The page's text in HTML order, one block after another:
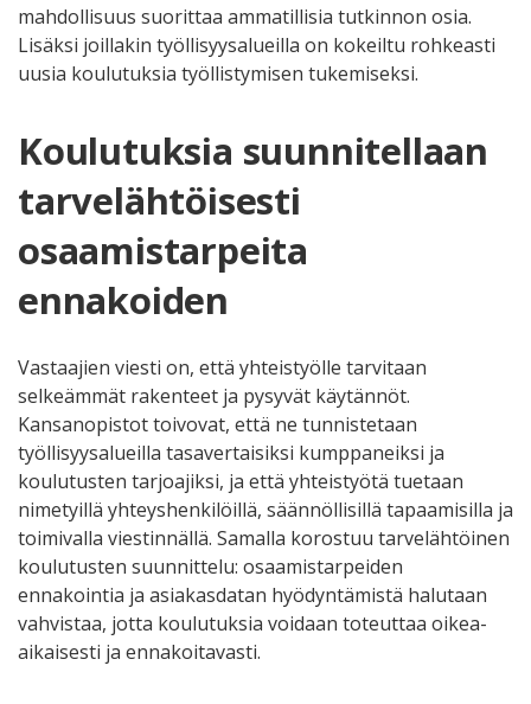
mahdollisuus suorittaa ammatillisia tutkinnon osia.
Lisäksi joillakin työllisyysalueilla on kokeiltu rohkeasti
uusia koulutuksia työllistymisen tukemiseksi.
Koulutuksia suunnitellaan
tarvelähtöisesti
osaamistarpeita
ennakoiden
Vastaajien viesti on, että yhteistyölle tarvitaan
selkeämmät rakenteet ja pysyvät käytännöt.
Kansanopistot toivovat, että ne tunnistetaan
työllisyysalueilla tasavertaisiksi kumppaneiksi ja
koulutusten tarjoajiksi, ja että yhteistyötä tuetaan
nimetyillä yhteyshenkilöillä, säännöllisillä tapaamisilla ja
toimivalla viestinnällä. Samalla korostuu tarvelähtöinen
koulutusten suunnittelu: osaamistarpeiden
ennakointia ja asiakasdatan hyödyntämistä halutaan
vahvistaa, jotta koulutuksia voidaan toteuttaa oikea-
aikaisesti ja ennakoitavasti.